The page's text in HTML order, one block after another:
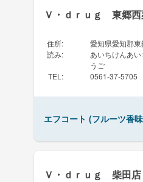
Ｖ・ｄｒｕｇ 東郷西
住所:
愛知県愛知郡
読み:
あいちけんあ
うご
TEL : 0561-37-5705
エフコート (フルーツ香
Ｖ・ｄｒｕｇ 柴田店